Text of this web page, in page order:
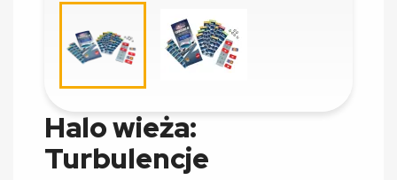
Halo wieża:
Turbulencje